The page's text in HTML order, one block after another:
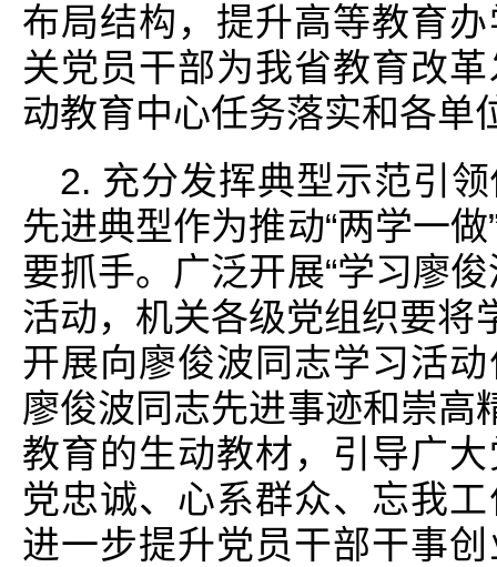
布局结构，提升高等教育
关党员干部为我省教育改
动教育中心任务落实和各单
2. 充分发挥典型示范引
先进典型作为推动“两学一
要抓手。广泛开展“学习廖
活动，机关各级党组织要将
开展向廖俊波同志学习活
廖俊波同志先进事迹和崇高
教育的生动教材，引导广
党忠诚、心系群众、忘我
进一步提升党员干部干事